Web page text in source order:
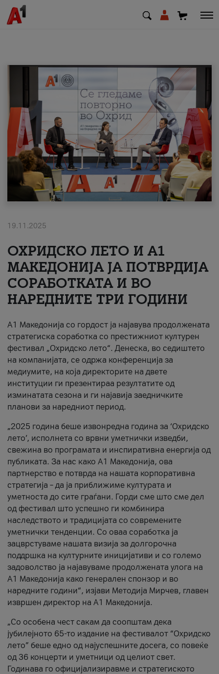
МК SQ
Приватни Деловни
Поддршка
Надополни кредит
#ПодобарОнлајн
19.11.2025
ОХРИДСКО ЛЕТО И A1
МАКЕДОНИЈА ЈА ПОТВРДИЈА
СОРАБОТКАТА И ВО
НАРЕДНИТЕ ТРИ ГОДИНИ
A1 Македонија со гордост ја најавува продолжената
стратегиска соработка со престижниот културен
фестивал „Охридско лето“. Денеска, во седиштето
на компанијата, се одржа конференција за
медиумите, на која директорите на двете
институции ги презентираа резултатите од
изминатата сезона и ги најавија заедничките
планови за наредниот период.
„2025 година беше извонредна година за ‘Охридско
лето’, исполнета со врвни уметнички изведби,
свежина во програмата и инспиративна енергија од
публиката. За нас како A1 Македонија, ова
партнерство е потврда на нашата корпоративна
стратегија – да ја приближиме културата и
уметноста до сите граѓани. Горди сме што сме дел
од фестивал што успешно ги комбинира
наследството и традицијата со современите
уметнички тенденции. Со оваа соработка ја
зацврстуваме нашата визија за долгорочна
поддршка на културните иницијативи и со големо
задоволство ја најавуваме продолжената улога на
A1 Македонија како генерален спонзор и во
наредните години“, изјави Методија Мирчев, главен
извршен директор на A1 Македонија.
„Со особена чест сакам да соопштам дека
јубилејното 65-то издание на фестивалот “Охридско
лето” беше едно од најуспешните досега, со повеќе
од 36 концерти и уметници од целиот свет.
Годинава го официјализиравме и стратегиското